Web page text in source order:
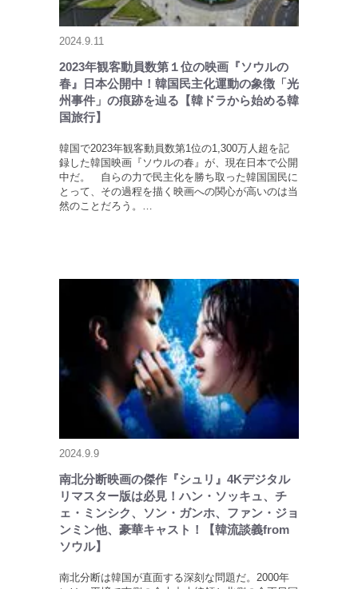
2024.9.11
2023年観客動員数第１位の映画『ソウルの
春』日本公開中！韓国民主化運動の象徴「光
州事件」の痕跡を辿る【韓ドラから始める韓
国旅行】
韓国で2023年観客動員数第1位の1,300万人超を記
録した韓国映画『ソウルの春』が、現在日本で公開
中だ。 自らの力で民主化を勝ち取った韓国国民に
とって、その過程を描く映画への関心が高いのは当
然のことだろう。…
2024.9.9
南北分断映画の傑作『シュリ』4Kデジタル
リマスター版は必見！ハン・ソッキュ、チ
ェ・ミンシク、ソン・ガンホ、ファン・ジョ
ンミン他、豪華キャスト！【韓流談義from
ソウル】
南北分断は韓国が直面する深刻な問題だ。2000年